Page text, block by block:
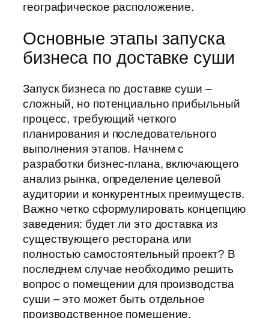
географическое расположение.
Основные этапы запуска
бизнеса по доставке суши
Запуск бизнеса по доставке суши –
сложный, но потенциально прибыльный
процесс, требующий четкого
планирования и последовательного
выполнения этапов. Начнем с
разработки бизнес-плана, включающего
анализ рынка, определение целевой
аудитории и конкурентных преимуществ.
Важно четко сформулировать концепцию
заведения: будет ли это доставка из
существующего ресторана или
полностью самостоятельный проект? В
последнем случае необходимо решить
вопрос о помещении для производства
суши – это может быть отдельное
производственное помещение,